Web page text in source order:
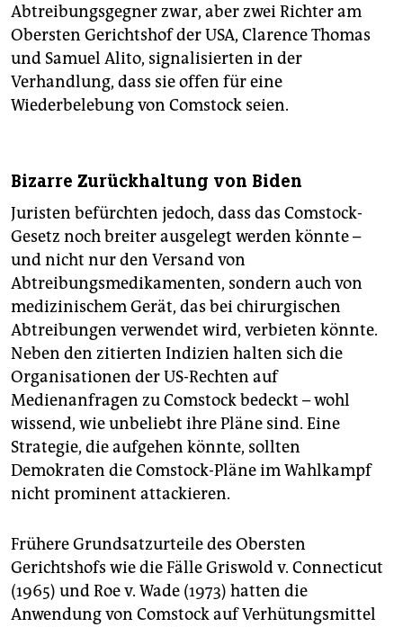
Abtreibungsgegner zwar, aber zwei Richter am
Obersten Gerichtshof der USA, Clarence Thomas
und Samuel Alito, signalisierten in der
Verhandlung, dass sie offen für eine
Wiederbelebung von Comstock seien.
Bizarre Zurückhaltung von Biden
Juristen befürchten ­jedoch, dass das Comstock-
Gesetz noch breiter ausgelegt werden könnte –
und nicht nur den Versand von
Abtreibungsmedikamenten, sondern auch von
medizinischem Gerät, das bei chirurgischen
Abtreibungen verwendet wird, verbieten könnte.
Neben den zitierten ­Indizien halten sich die
Organisationen der US-Rechten auf
Medienanfragen zu Comstock bedeckt – wohl
wissend, wie unbeliebt ihre Pläne sind. Eine
Strategie, die aufgehen könnte, sollten
Demokraten die Comstock-Pläne im Wahlkampf
nicht prominent attackieren.
Frühere Grundsatzurteile des Obersten
Gerichtshofs wie die Fälle Griswold v. Connecticut
(1965) und Roe v. Wade (1973) hatten die
Anwendung von Comstock auf Verhütungsmittel